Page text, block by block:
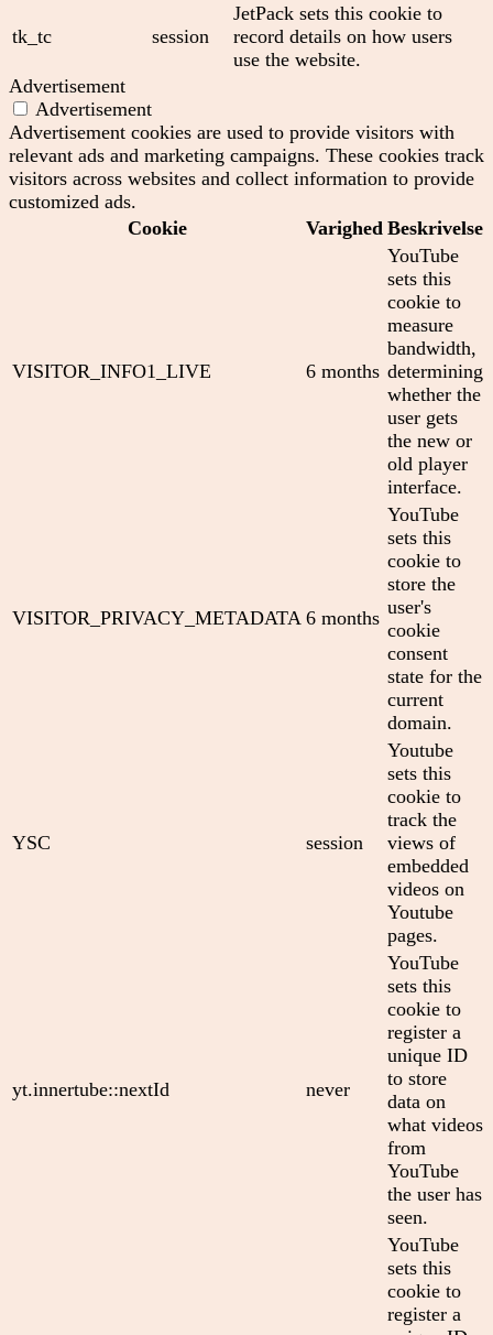
tk_tc session
JetPack sets this cookie to
record details on how users
use the website.
Advertisement
Advertisement
Advertisement cookies are used to provide visitors with
relevant ads and marketing campaigns. These cookies track
visitors across websites and collect information to provide
customized ads.
Cookie
Varighed Beskrivelse
VISITOR_INFO1_LIVE 6 months
YouTube
sets this
cookie to
measure
bandwidth,
determining
whether the
user gets
the new or
old player
interface.
VISITOR_PRIVACY_METADATA 6 months
YouTube
sets this
cookie to
store the
user's
cookie
consent
state for the
current
domain.
YSC session
Youtube
sets this
cookie to
track the
views of
embedded
videos on
Youtube
pages.
yt.innertube::nextId never
YouTube
sets this
cookie to
register a
unique ID
to store
data on
what videos
from
YouTube
the user has
seen.
YouTube
sets this
cookie to
register a